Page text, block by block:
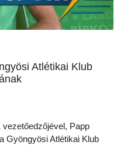
Atlétikai Klub
Papp
Gyöngyösi Atlétikai Klub